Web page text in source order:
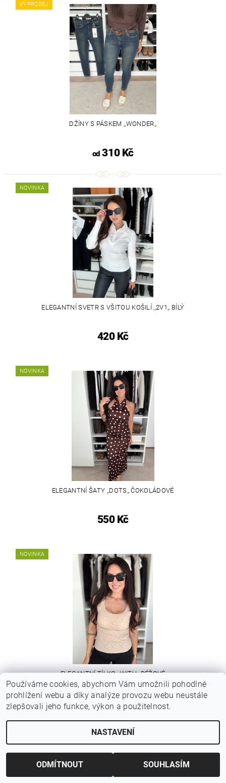
VÝPRODEJ
DŽÍNY S PÁSKEM ,,WONDER,,
od310 Kč
NOVINKA
ELEGANTNÍ SVETR S VŠITOU KOŠILÍ ,,2V1,, BÍLÝ
420 Kč
NOVINKA
ELEGANTNÍ ŠATY ,,DOTS,, ČOKOLÁDOVÉ
550 Kč
NOVINKA
ELEGANTNÍ TÍLKO ,,WITH,, BÉŽOVÉ
320 Kč
Používáme cookies, abychom Vám umožnili pohodlné
prohlížení webu a díky analýze provozu webu neustále
zlepšovali jeho funkce, výkon a použitelnost.
NASTAVENÍ
ODMÍTNOUT SOUHLASÍM